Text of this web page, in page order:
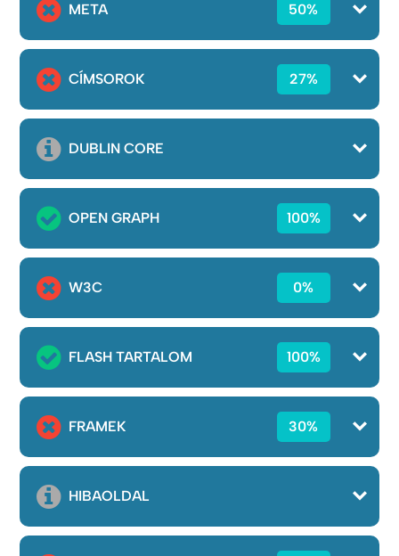
META 50%
CÍMSOROK 27%
DUBLIN CORE
OPEN GRAPH 100%
W3C 0%
FLASH TARTALOM 100%
FRAMEK 30%
HIBAOLDAL